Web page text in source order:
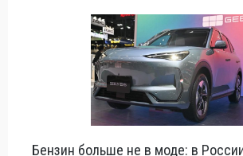
Бензин больше не в моде: в